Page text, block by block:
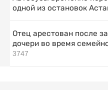
одной из остановок
Отец арестован после
дочери во время
3747